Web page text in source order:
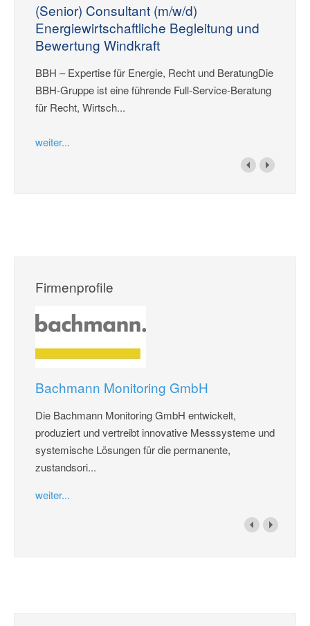
(Senior) Consultant (m/w/d)
Energiewirtschaftliche Begleitung und
Bewertung Windkraft
BBH – Expertise für Energie, Recht und BeratungDie
BBH-Gruppe ist eine führende Full-Service-Beratung
für Recht, Wirtsch...
weiter...
Firmenprofile
Bachmann Monitoring GmbH
Die Bachmann Monitoring GmbH entwickelt,
produziert und vertreibt innovative Messsysteme und
systemische Lösungen für die permanente,
zustandsori...
weiter...